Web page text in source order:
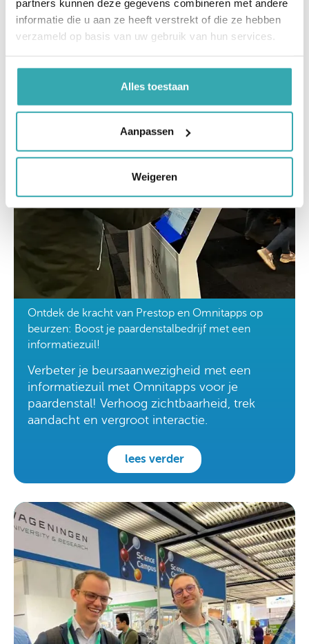
partners kunnen deze gegevens combineren met andere
informatie die u aan ze heeft verstrekt of die ze hebben
verzameld op basis van uw gebruik van hun services.
Alles toestaan
Aanpassen
Weigeren
Ontdek de kracht van Prestop en Omnitapps op
beurzen: Boost je paardenstalbedrijf met een
informatiezuil!
Verbeter je beursaanwezigheid met een
informatiezuil met Omnitapps voor je
paardenstal! Verhoog zichtbaarheid, trek
aandacht en vergroot interactie.
lees verder